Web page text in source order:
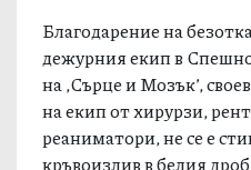
Благодарение на
дежурния екип в
на ,Сърце и Мозък’,
на екип от хирурзи,
реаниматори, не се е
кръвоизлив в белия